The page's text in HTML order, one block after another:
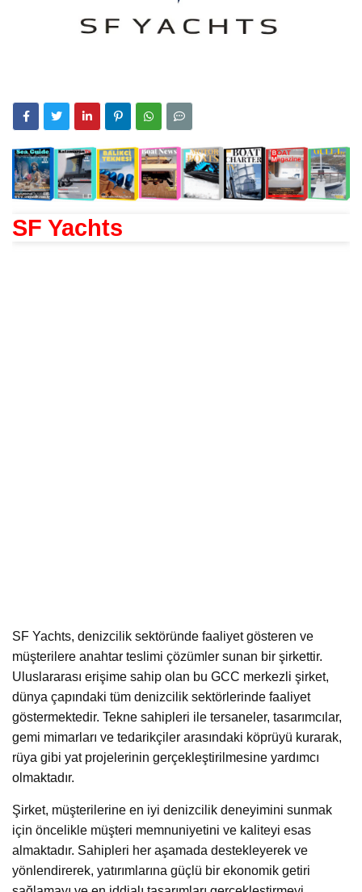
SF Yachts
SF Yachts, denizcilik sektöründe faaliyet gösteren ve
müşterilere anahtar teslimi çözümler sunan bir şirkettir.
Uluslararası erişime sahip olan bu GCC merkezli şirket,
dünya çapındaki tüm denizcilik sektörlerinde faaliyet
göstermektedir. Tekne sahipleri ile tersaneler, tasarımcılar,
gemi mimarları ve tedarikçiler arasındaki köprüyü kurarak,
rüya gibi yat projelerinin gerçekleştirilmesine yardımcı
olmaktadır.
Şirket, müşterilerine en iyi denizcilik deneyimini sunmak
için öncelikle müşteri memnuniyetini ve kaliteyi esas
almaktadır. Sahipleri her aşamada destekleyerek ve
yönlendirerek, yatırımlarına güçlü bir ekonomik getiri